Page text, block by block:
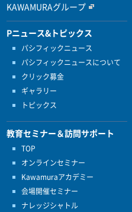
KAWAMURAグループ
Pニュース&トピックス
パシフィックニュース
パシフィックニュースについて
クリック募金
ギャラリー
トピックス
教育セミナー＆訪問サポート
TOP
オンラインセミナー
Kawamuraアカデミー
会場開催セミナー
ナレッジシャトル